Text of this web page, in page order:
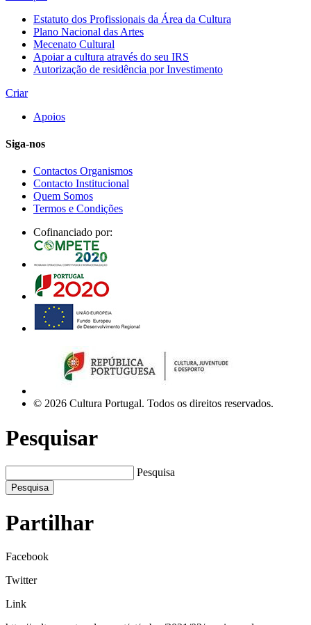
Estatuto dos Profissionais da Área da Cultura
Plano Nacional das Artes
Mecenato Cultural
Apoiar a cultura através do seu IRS
Autorização de residência por Investimento
Criar
Apoios
Siga-nos
Contactos Organismos
Contacto Institucional
Quem Somos
Termos e Condições
Cofinanciado por:
© 2026 Cultura Portugal. Todos os direitos reservados.
Pesquisar
Pesquisa
Pesquisa
Partilhar
Facebook
Twitter
Link